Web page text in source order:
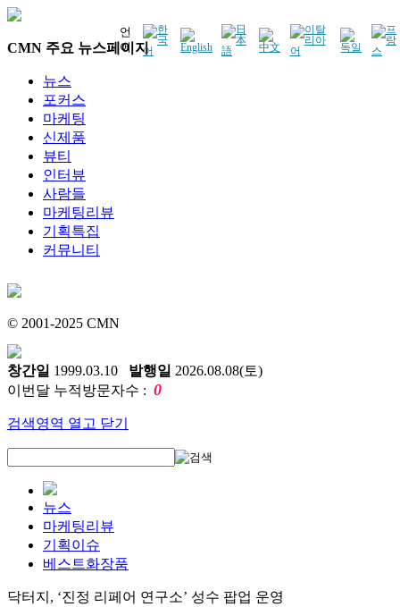
언
어
CMN 주요 뉴스페이지
뉴스
포커스
마케팅
신제품
뷰티
인터뷰
사람들
마케팅리뷰
기획특집
커뮤니티
© 2001-2025 CMN
창간일 1999.03.10 발행일 2026.08.08(토)
이번달 누적방문자수 : 0
검색영역 열고 닫기
뉴스
마케팅리뷰
기획이슈
베스트화장품
닥터지, ‘진정 리페어 연구소’ 성수 팝업 운영